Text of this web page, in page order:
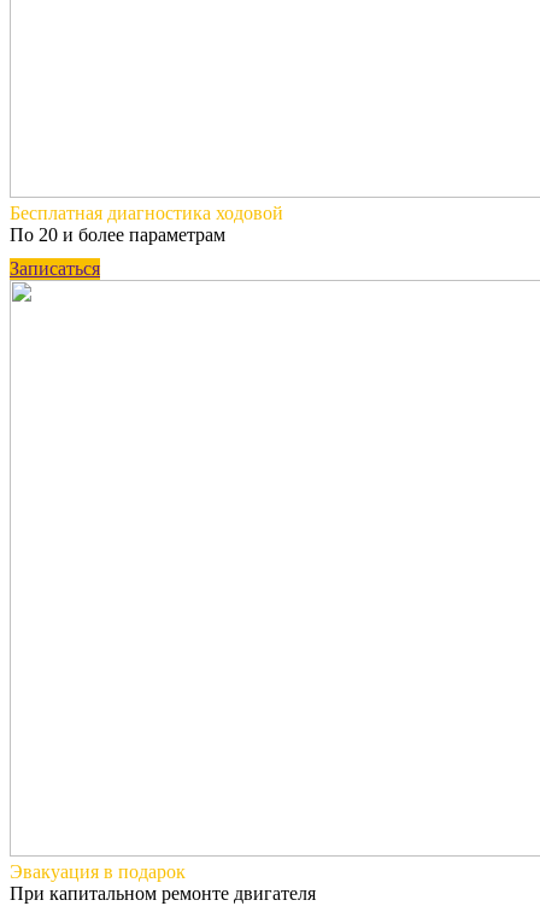
Бесплатная диагностика ходовой
По 20 и более параметрам
Записаться
Эвакуация в подарок
При капитальном ремонте двигателя